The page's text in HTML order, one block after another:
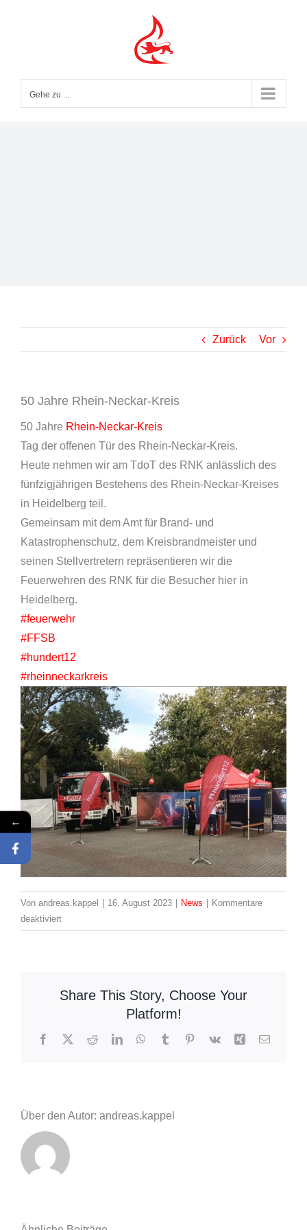
Gehe zu ...
Zurück Vor
50 Jahre Rhein-Neckar-Kreis
50 Jahre Rhein-Neckar-Kreis
Tag der offenen Tür des Rhein-Neckar-Kreis.
Heute nehmen wir am TdoT des RNK anlässlich des
fünfzigjährigen Bestehens des Rhein-Neckar-Kreises
in Heidelberg teil.
Gemeinsam mit dem Amt für Brand- und
Katastrophenschutz, dem Kreisbrandmeister und
seinen Stellvertretern repräsentieren wir die
Feuerwehren des RNK für die Besucher hier in
Heidelberg.
#feuerwehr
#FFSB
#hundert12
#rheinneckarkreis
Von andreas.kappel 16. August 2023 News
Kommentare
deaktiviertfür
50
Kreis
Share This Story, Choose Your
Platform!
Facebook
X RedditLinkedInWhatsApp
TumblrPinterest
Vk Xing E-
Über den Autor: andreas.kappel
←